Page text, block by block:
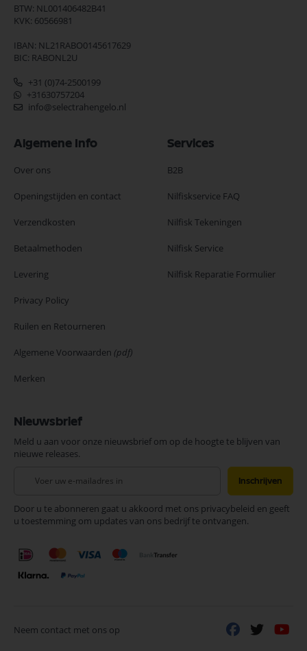
BTW: NL001406482B41
KVK: 60566981
IBAN: NL21RABO0145617629
BIC: RABONL2U
+31 (0)74-2500199
+31630757204
info@selectrahengelo.nl
Algemene Info
Over ons
Openingstijden en contact
Verzendkosten
Betaalmethoden
Levering
Privacy Policy
Ruilen en Retourneren
Algemene Voorwaarden (pdf)
Merken
Services
B2B
Nilfiskservice FAQ
Nilfisk Tekeningen
Nilfisk Service
Nilfisk Reparatie Formulier
Nieuwsbrief
Meld u aan voor onze nieuwsbrief om op de hoogte te blijven van
nieuwe releases.
onze
nieuwsbrief
Inschrijven
Door u te abonneren gaat u akkoord met ons privacybeleid en geeft
u toestemming om updates van ons bedrijf te ontvangen.
Neem contact met ons op